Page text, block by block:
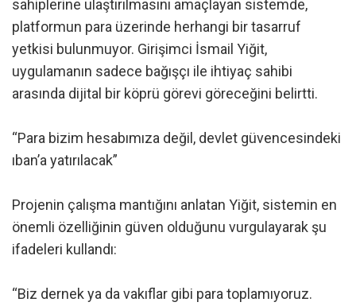
sahiplerine ulaştırılmasını amaçlayan sistemde,
platformun para üzerinde herhangi bir tasarruf
yetkisi bulunmuyor. Girişimci İsmail Yiğit,
uygulamanın sadece bağışçı ile ihtiyaç sahibi
arasında dijital bir köprü görevi göreceğini belirtti.
“Para bizim hesabımıza değil, devlet güvencesindeki
ıban’a yatırılacak”
Projenin çalışma mantığını anlatan Yiğit, sistemin en
önemli özelliğinin güven olduğunu vurgulayarak şu
ifadeleri kullandı:
“Biz dernek ya da vakıflar gibi para toplamıyoruz.